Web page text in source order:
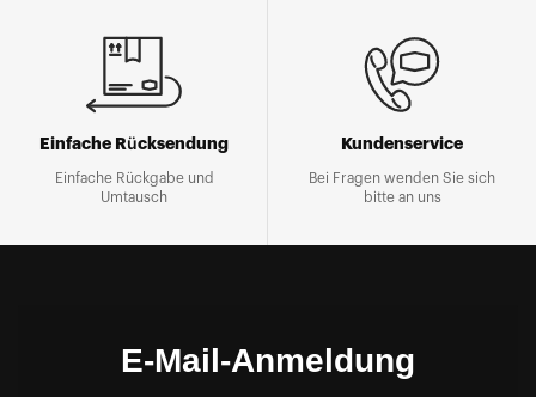
Einfache Rücksendung
Einfache Rückgabe und
Umtausch
Kundenservice
Bei Fragen wenden Sie sich
bitte an uns
E-Mail-Anmeldung